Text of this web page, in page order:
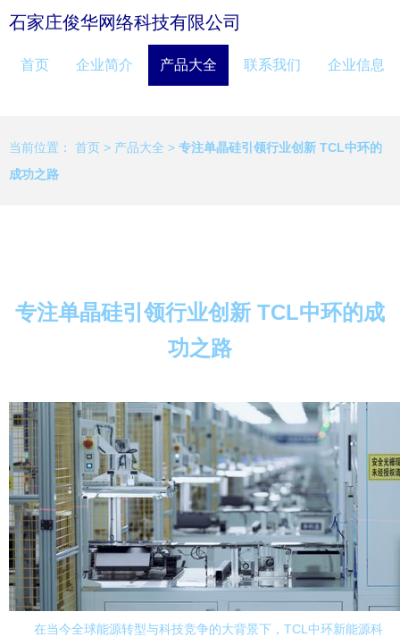
石家庄俊华网络科技有限公司
首页 企业简介 产品大全 联系我们 企业信息
当前位置： 首页 > 产品大全 > 专注单晶硅引领行业创新 TCL中环的
成功之路
专注单晶硅引领行业创新 TCL中环的成
功之路
在当今全球能源转型与科技竞争的大背景下，TCL中环新能源科